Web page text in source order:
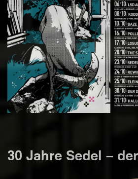
30 Jahre Sedel –